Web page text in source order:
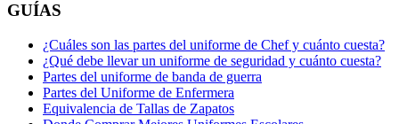
GUÍAS
¿Cuáles son las partes del uniforme de Chef y cuánto cuesta?
¿Qué debe llevar un uniforme de seguridad y cuánto cuesta?
Partes del uniforme de banda de guerra
Partes del Uniforme de Enfermera
Equivalencia de Tallas de Zapatos